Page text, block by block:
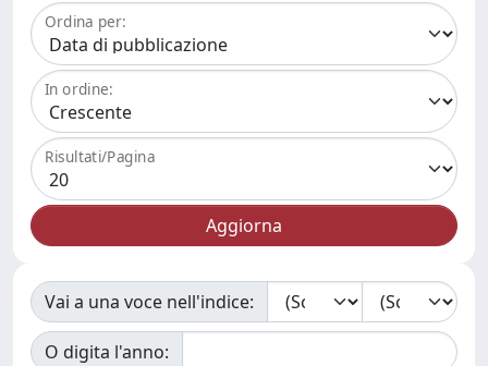
Ordina per:
In ordine:
Risultati/Pagina
Vai a una voce nell'indice:
O digita l'anno: